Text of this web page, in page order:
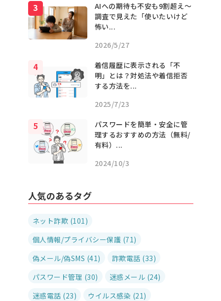
AIへの期待も不安も9割超え〜
調査で見えた「使いたいけど
怖い...
2026/5/27
着信履歴に表示される「不
明」とは？対処法や着信拒否
する方法を...
2025/7/23
パスワードを簡単・安全に管
理するおすすめの方法（無料/
有料）...
2024/10/3
人気のあるタグ
ネット詐欺 (101)
個人情報/プライバシー保護 (71)
偽メール/偽SMS (41)
詐欺電話 (33)
パスワード管理 (30)
迷惑メール (24)
迷惑電話 (23)
ウイルス感染 (21)